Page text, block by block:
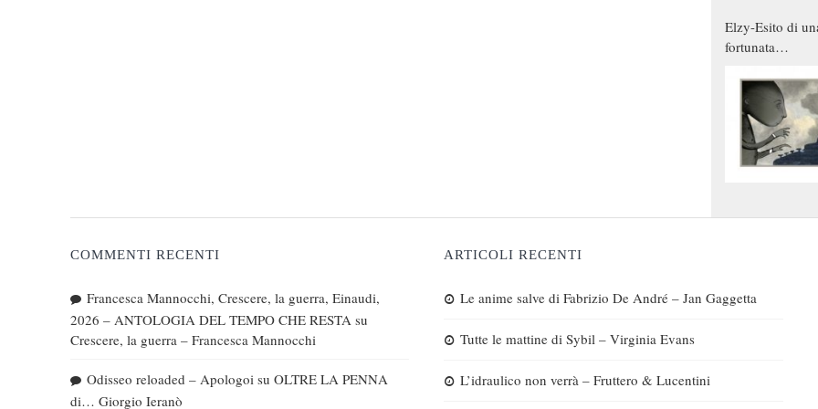
Elzy-Esito di
fortunata
COMMENTI RECENTI
Francesca Mannocchi, Crescere, la guerra, Einaudi,
2026 – ANTOLOGIA DEL TEMPO CHE RESTA su
Crescere, la guerra – Francesca Mannocchi
Odisseo reloaded – Apologoi su OLTRE LA PENNA
di… Giorgio Ieranò
ARTICOLI RECENTI
Le anime salve di Fabrizio De André – Jan Gaggetta
Tutte le mattine di Sybil – Virginia Evans
L’idraulico non verrà – Fruttero & Lucentini